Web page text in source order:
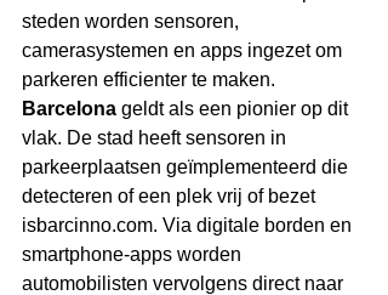
steden worden sensoren,
camerasystemen en apps ingezet om
parkeren efficienter te maken.
Barcelona geldt als een pionier op dit
vlak. De stad heeft sensoren in
parkeerplaatsen geïmplementeerd die
detecteren of een plek vrij of bezet
isbarcinno.com. Via digitale borden en
smartphone-apps worden
automobilisten vervolgens direct naar